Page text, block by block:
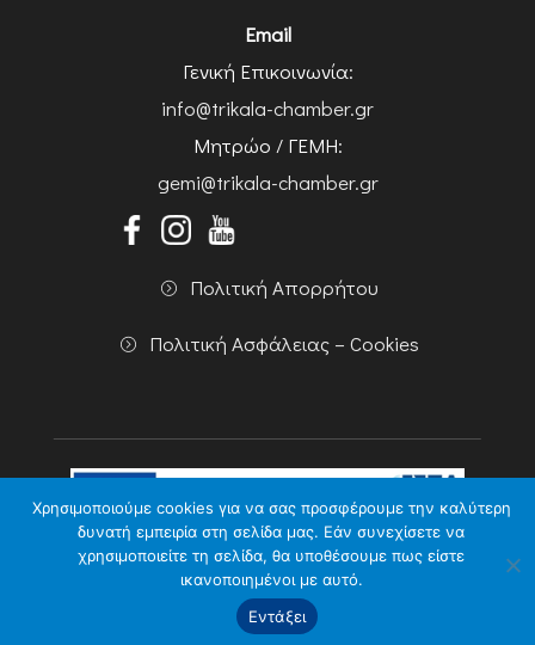
Email
Γενική Επικοινωνία:
info@trikala-chamber.gr
Μητρώο / ΓΕΜΗ:
gemi@trikala-chamber.gr
Πολιτική Απορρήτου
Πολιτική Ασφάλειας – Cookies
Χρησιμοποιούμε cookies για να σας προσφέρουμε την καλύτερη
δυνατή εμπειρία στη σελίδα μας. Εάν συνεχίσετε να
χρησιμοποιείτε τη σελίδα, θα υποθέσουμε πως είστε
ικανοποιημένοι με αυτό.
Εντάξει
Copyright 2026 Powered by Knowledge A.E.